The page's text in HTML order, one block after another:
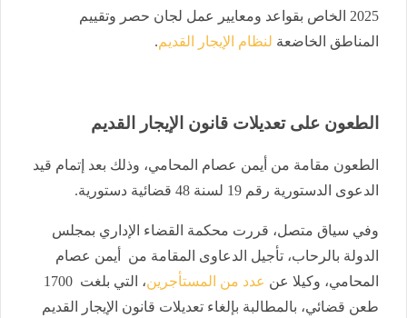
2025 الخاص بقواعد ومعايير عمل لجان حصر وتقييم
المناطق الخاضعة لنظام الإيجار القديم.
الطعون على تعديلات قانون الإيجار القديم
الطعون مقامة من أيمن عصام المحامي، وذلك بعد إتمام قيد
الدعوى الدستورية رقم 19 لسنة 48 قضائية دستورية.
وفي سياق متصل، قررت محكمة القضاء الإداري بمجلس
الدولة بالرحاب، تأجيل الدعاوى المقامة من أيمن عصام
المحامي، وكيلا عن عدد من المستأجرين
، التي بلغت 1700
طعن قضائي، بالمطالبة بإلغاء تعديلات قانون الإيجار القديم